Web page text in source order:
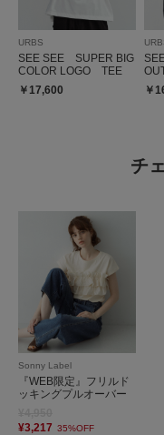
URBS
SEE SEE SUPER BIG
COLOR LOGO TEE
￥17,600
￥
チ
Sonny Label
『WEB限定』フリルド
ッキングプルオーバー
¥3,217 35%OFF